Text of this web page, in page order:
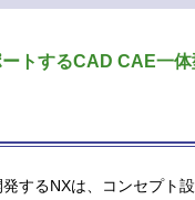
トするCAD CAE一
するNXは、コンセプト